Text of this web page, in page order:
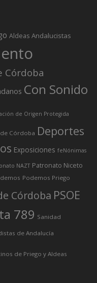
Aldeas Andalucistas
Córdoba
Con Sonido
de Origen Protegida
Córdoba Deportes
Exposiciones feNónimas
NAZT Patronato Niceto
Podemos Priego
Córdoba PSOE
789 Sanidad
de Andalucía
de Priego y Aldeas